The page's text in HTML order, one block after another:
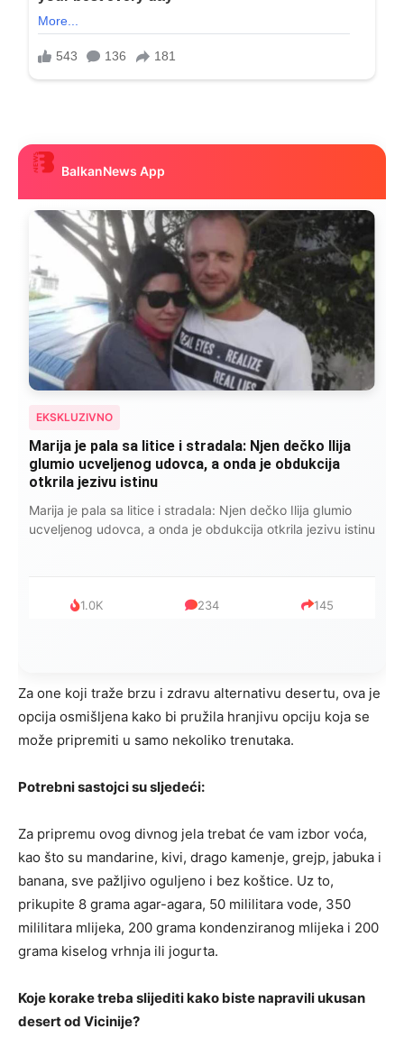
BalkanNews App
EKSKLUZIVNO
Marija je pala sa litice i stradala: Njen dečko Ilija
glumio ucveljenog udovca, a onda je obdukcija
otkrila jezivu istinu
Marija je pala sa litice i stradala: Njen dečko Ilija glumio
ucveljenog udovca, a onda je obdukcija otkrila jezivu istinu
1.0K 234 145
Za one koji traže brzu i zdravu alternativu desertu, ova je
opcija osmišljena kako bi pružila hranjivu opciju koja se
može pripremiti u samo nekoliko trenutaka.
Potrebni sastojci su sljedeći:
Za pripremu ovog divnog jela trebat će vam izbor voća,
kao što su mandarine, kivi, drago kamenje, grejp, jabuka i
banana, sve pažljivo oguljeno i bez koštice. Uz to,
prikupite 8 grama agar-agara, 50 mililitara vode, 350
mililitara mlijeka, 200 grama kondenziranog mlijeka i 200
grama kiselog vrhnja ili jogurta.
Koje korake treba slijediti kako biste napravili ukusan
desert od Vicinije?